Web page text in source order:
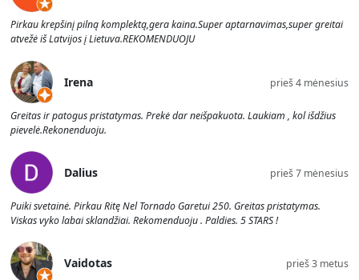
Pirkau krepšinį pilną komplektą,gera kaina.Super aptarnavimas,super greitai
atvežė iš Latvijos į Lietuva.REKOMENDUOJU
Irena prieš 4 mėnesius
Greitas ir patogus pristatymas. Prekė dar neišpakuota. Laukiam , kol išdžius
pievelė.Rekonenduoju.
Dalius prieš 7 mėnesius
Puiki svetainė. Pirkau Ritę Nel Tornado Garetui 250. Greitas pristatymas.
Viskas vyko labai sklandžiai. Rekomenduoju . Paldies. 5 STARS !
Vaidotas prieš 3 metus